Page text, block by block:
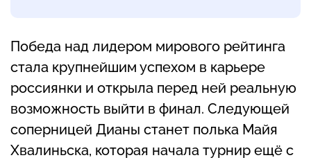
Победа над лидером мирового рейтинга
стала крупнейшим успехом в карьере
россиянки и открыла перед ней реальную
возможность выйти в финал. Следующей
соперницей Дианы станет полька Майя
Хвалиньска, которая начала турнир ещё с